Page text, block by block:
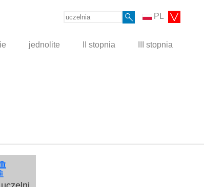
PL
jednolite II stopnia III stopnia